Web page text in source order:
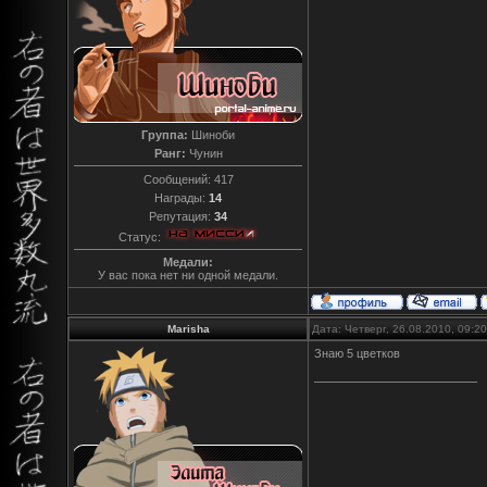
Группа: Шиноби
Ранг: Чунин
Сообщений: 417
Награды: 14
Репутация: 34
Статус:
Медали:
У вас пока нет ни одной медали.
Marisha Дата: Четверг, 26.08.2010,
Знаю 5 цветков